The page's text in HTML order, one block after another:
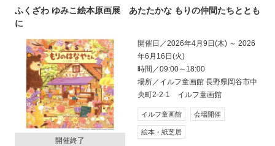
ふくざわ ゆみこ絵本原画展 あたたかな もりの仲間たちととも
に
開催終了
開催日／2026年4月9日(木) ～ 2026
年6月16日(火)
時間／09:00～18:00
場所／イルフ童画館 長野県岡谷市中
央町2-2-1 イルフ童画館
イルフ童画館 会場開催
絵本・紙芝居